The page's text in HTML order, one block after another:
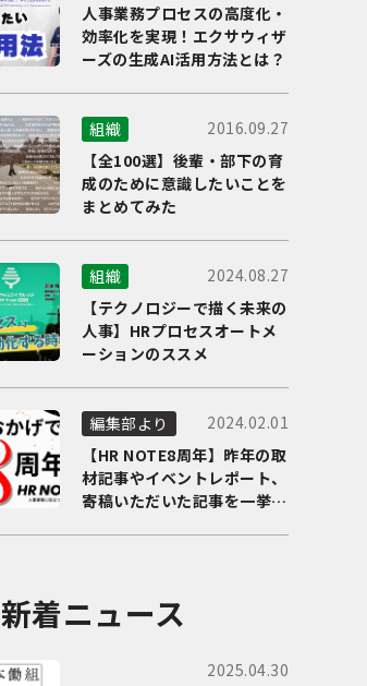
人事業務プロセスの高度化・
効率化を実現！エクサウィザ
ーズの生成AI活用方法とは？
組織
2016.09.27
【全100選】後輩・部下の育
成のために意識したいことを
まとめてみた
組織
2024.08.27
【テクノロジーで描く未来の
人事】HRプロセスオートメ
ーションのススメ
編集部より
2024.02.01
【HR NOTE8周年】昨年の取
材記事やイベントレポート、
寄稿いただいた記事を一挙に
新着ニュース
2025.04.30